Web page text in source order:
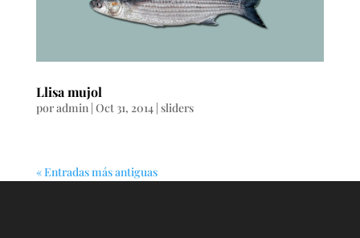
Llisa mujol
poradmin| Oct 31, 2014| sliders
« Entradas más antiguas